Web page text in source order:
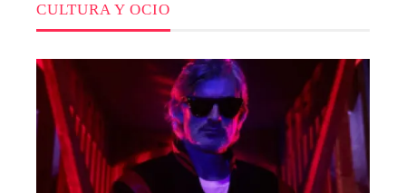
CULTURA Y OCIO